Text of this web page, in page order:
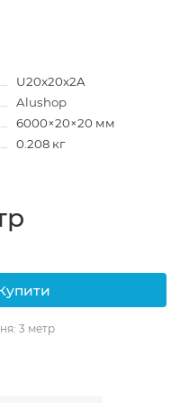
U20x20x2A
Alushop
6000×20×20 мм
0.208 кг
3 метр